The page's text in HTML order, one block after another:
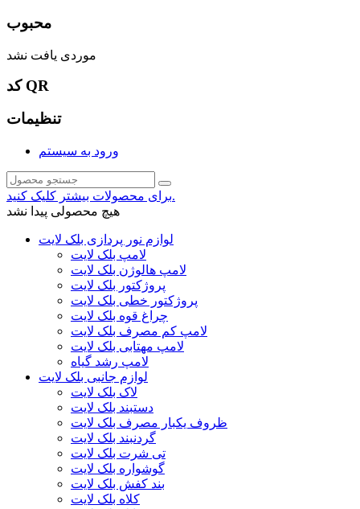
محبوب
موردی یافت نشد
کد QR
تنظیمات
ورود به سیستم
برای محصولات بیشتر کلیک کنید.
هیچ محصولی پیدا نشد
لوازم نور پردازی بلک لایت
لامپ بلک لایت
لامپ هالوژن بلک لایت
پروژکتور بلک لایت
پروژکتور خطی بلک لایت
چراغ قوه بلک لایت
لامپ کم مصرف بلک لایت
لامپ مهتابی بلک لایت
لامپ رشد گیاه
لوازم جانبی بلک لایت
لاک بلک لایت
دستبند بلک لایت
ظروف یکبار مصرف بلک لایت
گردنبند بلک لایت
تی شرت بلک لایت
گوشواره بلک لایت
بند کفش بلک لایت
کلاه بلک لایت